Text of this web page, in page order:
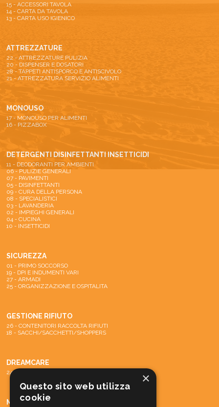
15 - ACCESSORI TAVOLA
14 - CARTA DA TAVOLA
13 - CARTA USO IGIENICO
ATTREZZATURE
22 - ATTREZZATURE PULIZIA
20 - DISPENSER E DOSATORI
28 - TAPPETI ANTISPORCO E ANTISCIVOLO
21 - ATTREZZATURA SERVIZIO ALIMENTI
MONOUSO
17 - MONOUSO PER ALIMENTI
16 - PIZZABOX
DETERGENTI DISINFETTANTI INSETTICIDI
11 - DEODORANTI PER AMBIENTI
06 - PULIZIE GENERALI
07 - PAVIMENTI
05 - DISINFETTANTI
09 - CURA DELLA PERSONA
08 - SPECIALISTICI
03 - LAVANDERIA
02 - IMPIEGHI GENERALI
04 - CUCINA
10 - INSETTICIDI
SICUREZZA
01 - PRIMO SOCCORSO
19 - DPI E INDUMENTI VARI
27 - ARMADI
25 - ORGANIZZAZIONE E OSPITALITA
GESTIONE RIFIUTO
26 - CONTENITORI RACCOLTA RIFIUTI
18 - SACCHI/SACCHETTI/SHOPPERS
DREAMCARE
24 - SISTEMA DREAMCARE
MACCHINE
×
Questo sito web utilizza
cookie